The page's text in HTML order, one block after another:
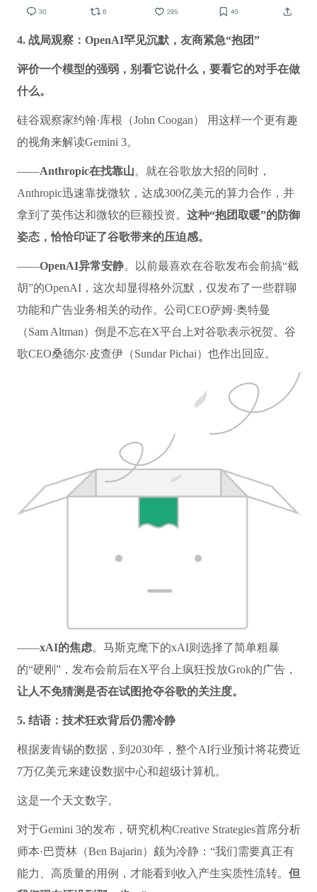
4. 战局观察：OpenAI罕见沉默，友商紧急“抱团”
评价一个模型的强弱，别看它说什么，要看它的对手在做
什么。
硅谷观察家约翰·库根（John Coogan） 用这样一个更有趣
的视角来解读Gemini 3。
——Anthropic在找靠山。就在谷歌放大招的同时，
Anthropic迅速靠拢微软，达成300亿美元的算力合作，并
拿到了英伟达和微软的巨额投资。 这种“抱团取暖”的防御
姿态，恰恰印证了谷歌带来的压迫感。
——OpenAI异常安静。以前最喜欢在谷歌发布会前搞“截
胡”的OpenAI，这次却显得格外沉默，仅发布了一些群聊
功能和广告业务相关的动作。公司CEO萨姆·奥特曼
（Sam Altman）倒是不忘在X平台上对谷歌表示祝贺。谷
歌CEO桑德尔·皮查伊（Sundar Pichai）也作出回应。
——xAI的焦虑。马斯克麾下的xAI则选择了简单粗暴
的“硬刚”，发布会前后在X平台上疯狂投放Grok的广告，
让人不免猜测是否在试图抢夺谷歌的关注度。
5. 结语：技术狂欢背后仍需冷静
根据麦肯锡的数据，到2030年，整个AI行业预计将花费近
7万亿美元来建设数据中心和超级计算机。
这是一个天文数字。
对于Gemini 3的发布，研究机构Creative Strategies首席分析
师本·巴贾林（Ben Bajarin）颇为冷静：“我们需要真正有
能力、高质量的用例，才能看到收入产生实质性流转。 但